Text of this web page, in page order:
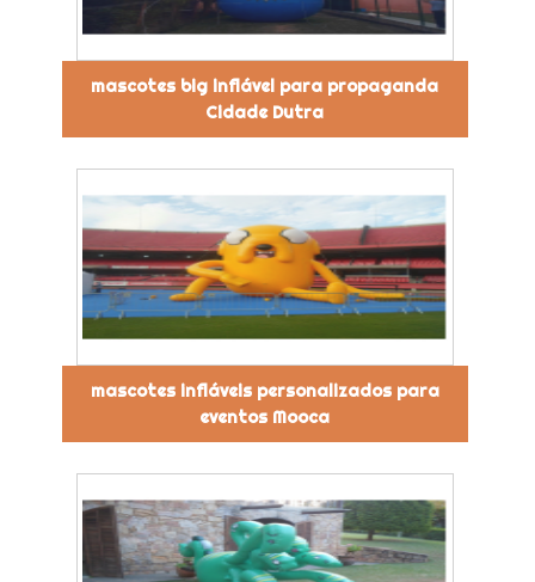
mascotes big inflável para propaganda
Cidade Dutra
mascotes infláveis personalizados para
eventos Mooca